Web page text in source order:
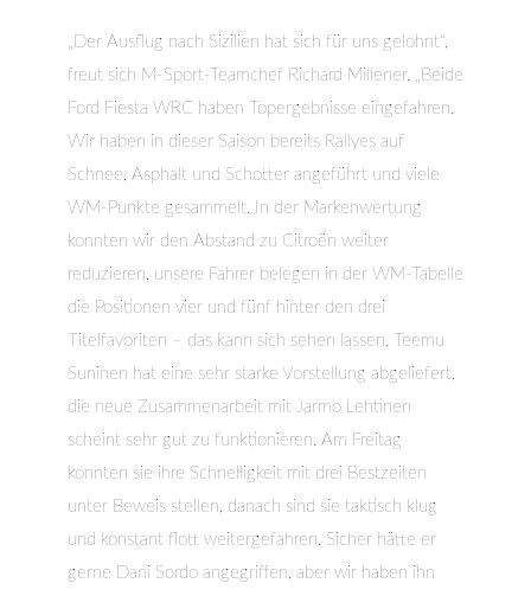
„Der Ausflug nach Sizilien hat sich für uns gelohnt“,
freut sich M-Sport-Teamchef Richard Millener. „Beide
Ford Fiesta WRC haben Topergebnisse eingefahren.
Wir haben in dieser Saison bereits Rallyes auf
Schnee, Asphalt und Schotter angeführt und viele
WM-Punkte gesammelt. In der Markenwertung
konnten wir den Abstand zu Citroën weiter
reduzieren, unsere Fahrer belegen in der WM-Tabelle
die Positionen vier und fünf hinter den drei
Titelfavoriten – das kann sich sehen lassen. Teemu
Suninen hat eine sehr starke Vorstellung abgeliefert,
die neue Zusammenarbeit mit Jarmo Lehtinen
scheint sehr gut zu funktionieren. Am Freitag
konnten sie ihre Schnelligkeit mit drei Bestzeiten
unter Beweis stellen, danach sind sie taktisch klug
und konstant flott weitergefahren. Sicher hätte er
gerne Dani Sordo angegriffen, aber wir haben ihn